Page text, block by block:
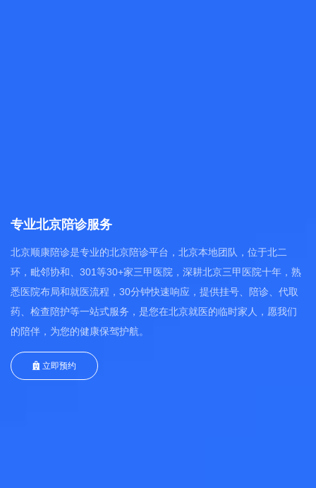
专业北京陪诊服务
北京顺康陪诊是专业的北京陪诊平台，北京本地团队，位于北二
环，毗邻协和、301等30+家三甲医院，深耕北京三甲医院十年，熟
悉医院布局和就医流程，30分钟快速响应，提供挂号、陪诊、代取
药、检查陪护等一站式服务，是您在北京就医的临时家人，愿我们
的陪伴，为您的健康保驾护航。
立即预约